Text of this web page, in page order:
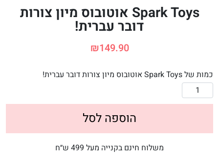
Spark Toys אוטובוס מיון צורות
דובר עברית!
₪149.90
כמות של Spark Toys אוטובוס מיון צורות דובר עברית!
הוספה לסל
משלוח חינם בקנייה מעל 499 ש״ח